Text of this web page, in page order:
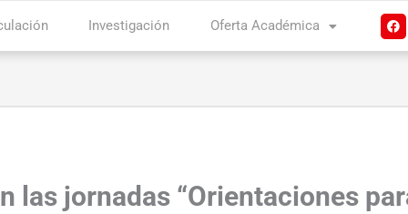
Investigación Oferta Académica
F
a
k
las jornadas “Orientaciones